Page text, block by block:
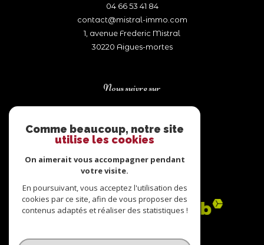
04 66 53 41 84
contact@mistral-immo.com
1, avenue Frederic Mistral
30220
aigues-mortes
Nous suivre sur
Adhérents
Comme beaucoup, notre site
utilise les cookies
On aimerait vous accompagner pendant
votre visite.
En poursuivant, vous acceptez l'utilisation des
cookies par ce site, afin de vous proposer des
contenus adaptés et réaliser des statistiques !